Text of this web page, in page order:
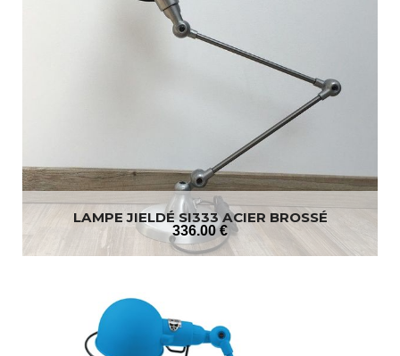
LAMPE JIELDÉ SI333 ACIER BROSSÉ
336.00 €